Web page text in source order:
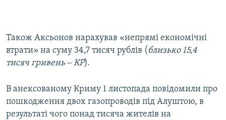
Також Аксьонов нарахував «непрямі економічні
втрати» на суму 34,7 тисяч рублів ( близько 15,4
тисяч гривень ‒ КР).
В анексованому Криму 1 листопада повідомили про
пошкодження двох газопроводів під Алуштою, в
результаті чого понад тисяча жителів на